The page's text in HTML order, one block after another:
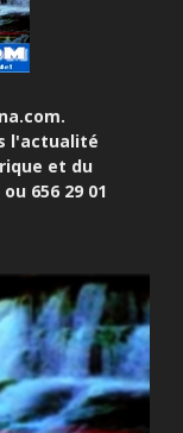
l'actualité
et du
656 29 01